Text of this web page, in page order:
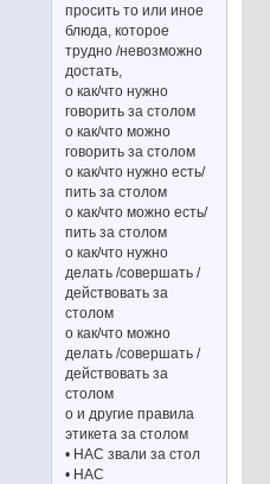
просить то или иное
блюда, которое
трудно /невозможно
достать,
o как/что нужно
говорить за столом
o как/что можно
говорить за столом
o как/что нужно есть/
пить за столом
o как/что можно есть/
пить за столом
o как/что нужно
делать /совершать /
действовать за
столом
o как/что можно
делать /совершать /
действовать за
столом
o и другие правила
этикета за столом
• НАС звали за стол
• НАС